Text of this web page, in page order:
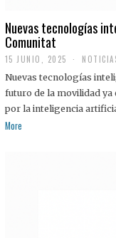
Nuevas tecnologías
Comunitat
15 JUNIO, 2025
Nuevas tecnologías
futuro de la movilidad ya
por la inteligencia
More